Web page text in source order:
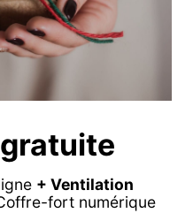
+ Ventilation
fort numérique